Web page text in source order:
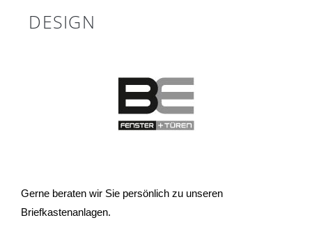
Gerne beraten wir Sie persönlich zu unseren
Briefkastenanlagen.